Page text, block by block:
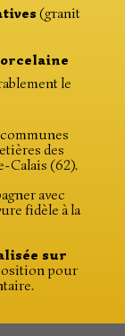
(granit
le
communes
des
Calais (62).
avec
fidèle à la
sur
pour